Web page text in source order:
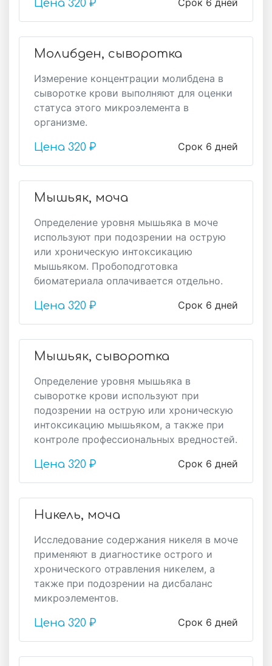
Срок 6 дней
Цена 320 ₽
Молибден, сыворотка
Измерение концентрации молибдена в
сыворотке крови выполняют для оценки
статуса этого микроэлемента в
организме.
Срок 6 дней
Цена 320 ₽
Мышьяк, моча
Определение уровня мышьяка в моче
используют при подозрении на острую
или хроническую интоксикацию
мышьяком. Пробоподготовка
биоматериала оплачивается отдельно.
Срок 6 дней
Цена 320 ₽
Мышьяк, сыворотка
Определение уровня мышьяка в
сыворотке крови используют при
подозрении на острую или хроническую
интоксикацию мышьяком, а также при
контроле профессиональных вредностей.
Срок 6 дней
Цена 320 ₽
Никель, моча
Исследование содержания никеля в моче
применяют в диагностике острого и
хронического отравления никелем, а
также при подозрении на дисбаланс
микроэлементов.
Срок 6 дней
Цена 320 ₽